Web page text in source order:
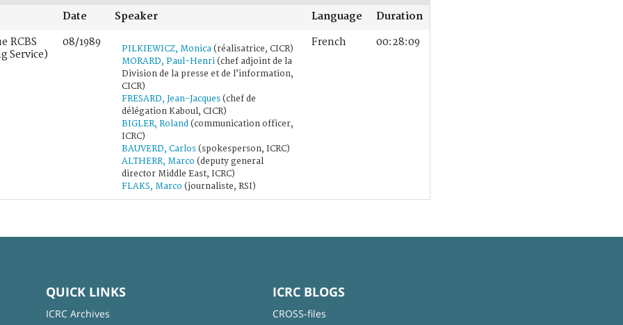
Date Speaker Language Duration
RCBS
Service)
08/1989
PILKIEWICZ, Monica (réalisatrice, CICR)
MORARD, Paul-Henri (chef adjoint de la
Division de la presse et de l’information,
CICR)
FRESARD, Jean-Jacques (chef de
délégation Kaboul, CICR)
BIGLER, Roland (communication officer,
ICRC)
BAUVERD, Carlos (spokesperson, ICRC)
ALTHERR, Marco (deputy general
director Middle East, ICRC)
FLAKS, Marco (journaliste, RSI)
French 00:28:09
QUICK LINKS
ICRC Archives
ICRC BLOGS
CROSS-files